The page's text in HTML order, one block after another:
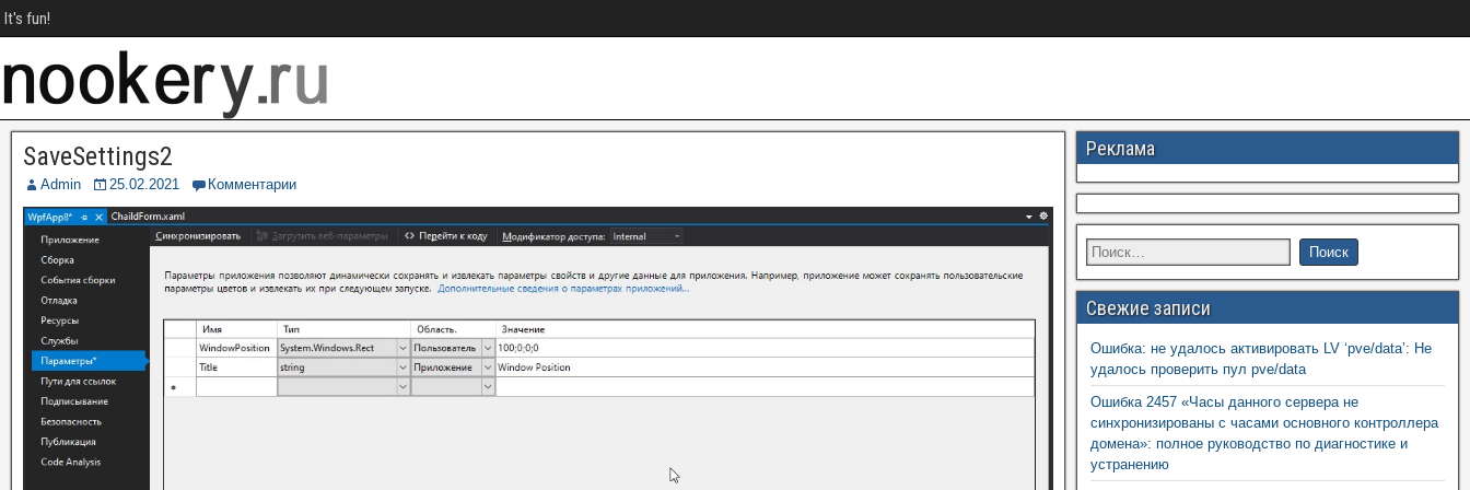
It's fun!
SaveSettings2
Admin 25.02.2021 Комментарии
Реклама
Свежие записи
Ошибка: не удалось активировать LV ‘pve/data’: Не
удалось проверить пул pve/data
Ошибка 2457 «Часы данного сервера не
синхронизированы с часами основного контроллера
домена»: полное руководство по диагностике и
устранению